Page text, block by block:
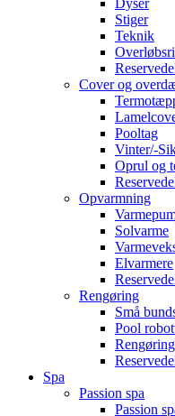
Dyser
Stiger
Teknik
Cover og
Pooltag
Vinter/-
Oprul og
Opvarmning
Solvarme
Elvarmere
Rengøring
Små
Pool
Spa
Passion spa
Passion